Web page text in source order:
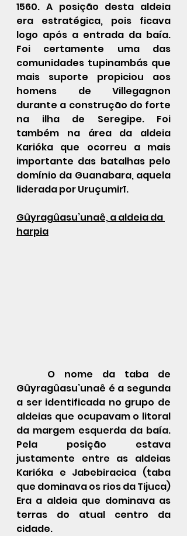
1560. A posição desta aldeia
era estratégica, pois ficava
logo após a entrada da baía.
Foi certamente uma das
comunidades tupinambás que
mais suporte propiciou aos
homens de Villegagnon
durante a construção do forte
na ilha de Seregipe. Foi
também na área da aldeia
Karióka que ocorreu a mais
importante das batalhas pelo
domínio da Guanabara, aquela
liderada por Uruçumirĩ.
Gûyragûasu’unaê, a aldeia da
harpia
Gûyragûasu’unaê é a segunda
a ser identificada no grupo de
aldeias que ocupavam o litoral
da margem esquerda da baía.
Pela posição estava
justamente entre as aldeias
Karióka e Jabebiracica (taba
que dominava os rios da Tijuca)
Era a aldeia que dominava as
terras do atual centro da
cidade.